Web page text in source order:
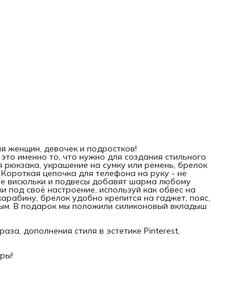
женщин, девочек и подростков!
именно то, что нужно для создания стильного
рюкзака, украшение на сумку или ремень, брелок
цепочка для телефона на руку - не
висюльки и подвесы добавят шарма любому
своё настроение, используй как обвес на
брелок удобно крепится на гаджет, пояс,
В подарок мы положили силиконовый вкладыш
дополнения стиля в эстетике Pinterest,